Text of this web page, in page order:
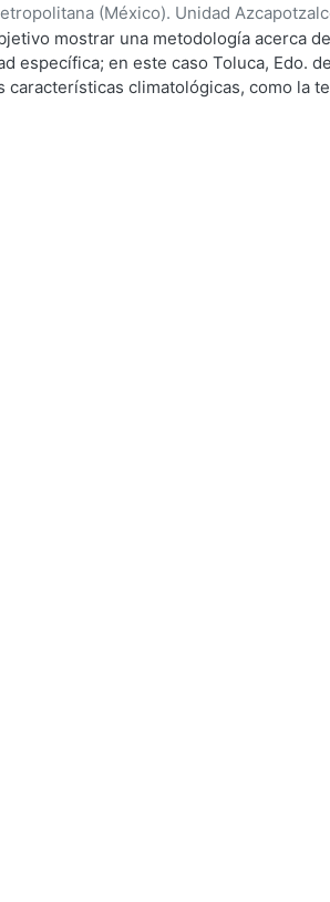
(México). Unidad
,2009)Flores Rojas, Reynaldo
mostrar una metodología acerca
específica; en este caso Toluca, Edo.
características climatológicas, como la